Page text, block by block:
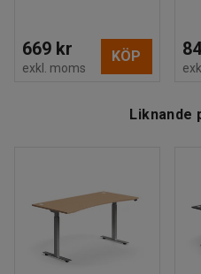
669 kr
exkl. moms
KÖP
Liknande